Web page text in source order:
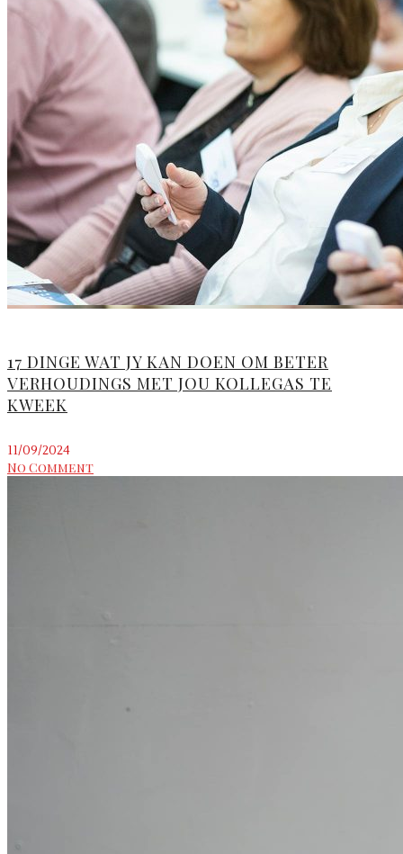
17 DINGE WAT JY KAN DOEN OM BETER
VERHOUDINGS MET JOU KOLLEGAS TE
KWEEK
11/09/2024
No Comment